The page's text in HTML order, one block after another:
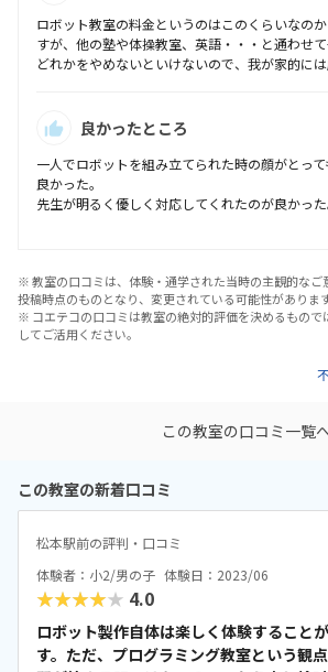
ロボット教室の料金というのはこのくらいなの
すが、他の塾や体操教室、英語・・・と通わせて
どれかをやめないといけないので、我が家的には
良かったところ
一人でロボットを組み立てられた時の顔がとっ
良かった。
先生が明るく優しく対応してくれたのが良かった
※ 教室の口コミは、体験・通学された当時の主観的なご
投稿時点のものとなり、変更されている可能性がありま
※ コエテコの口コミは教室の絶対的評価を決めるもので
してご活用ください。
この教室の口コミ一覧
この教室の新着口コミ
松本駅前の評判・口コミ
体験者：小2/男の子 体験日：2023/06
★★★★★ 4.0
ロボット製作自体は楽しく体験すること
す。ただ、プログラミング教室という観